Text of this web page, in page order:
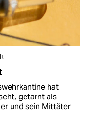
hat
getarnt als
und sein Mittäter